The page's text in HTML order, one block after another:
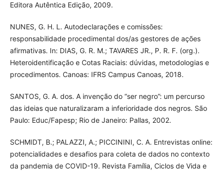
Editora Autêntica Edição, 2009.
NUNES, G. H. L. Autodeclarações e comissões:
responsabilidade procedimental dos/as gestores de ações
afirmativas. In: DIAS, G. R. M.; TAVARES JR., P. R. F. (org.).
Heteroidentificação e Cotas Raciais: dúvidas, metodologias e
procedimentos. Canoas: IFRS Campus Canoas, 2018.
SANTOS, G. A. dos. A invenção do “ser negro”: um percurso
das ideias que naturalizaram a inferioridade dos negros. São
Paulo: Educ/Fapesp; Rio de Janeiro: Pallas, 2002.
SCHMIDT, B.; PALAZZI, A.; PICCININI, C. A. Entrevistas online:
potencialidades e desafios para coleta de dados no contexto
da pandemia de COVID-19. Revista Família, Ciclos de Vida e